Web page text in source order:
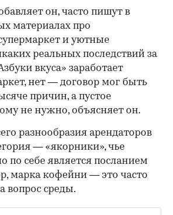
он, часто пишут в
материалах про
и уютные
реальных последствий за
вкуса» заработает
нет — договор мог быть
причин, а пустое
не нужно, объясняет он.
разнообразия арендаторов
— «якорники», чье
по себе является посланием
марка кофейни — это часто
вопрос среды.